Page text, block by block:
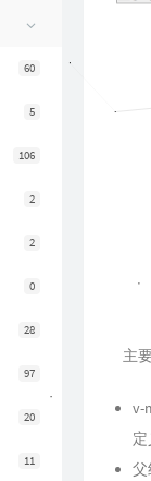
60
5
106
2
2
0
28
97
20
11
主
v-
父